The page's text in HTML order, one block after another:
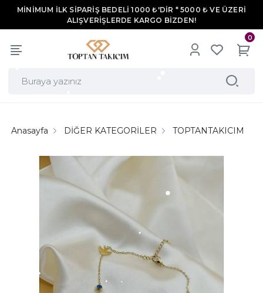
MİNİMUM İLK SİPARİŞ BEDELİ 1000 ₺'DİR * 5000 ₺ VE ÜZERİ
ALIŞVERİŞLERDE KARGO BİZDEN!
0
Anasayfa DİĞER KATEGORİLER TOPTANTAKICIM